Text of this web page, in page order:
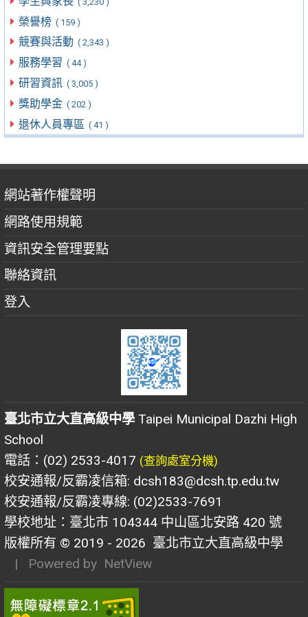
榮譽榜 ( 159 )
競賽與活動 ( 2,343 )
服務學習 ( 44 )
研習資訊 ( 3,005 )
獎助學金 ( 202 )
退休人員專區 ( 41 )
網站著作權聲明
網路使用規範
資訊安全管理要點
聯絡資訊
登入
臺北市立大直高級中學 Taipei Municipal Dazhi High
School
電話：(02) 2533-4017 (查詢處室分機)
校安通報/反霸凌信箱: dcsh183@dcsh.tp.edu.tw
校安通報/反霸凌專線: (02)2533-7691
學校地址：臺北市 104344 中山區北安路 420 號
版權所有 © 2019 - 2026 臺北市立大直高級中學
| Powered by NetView